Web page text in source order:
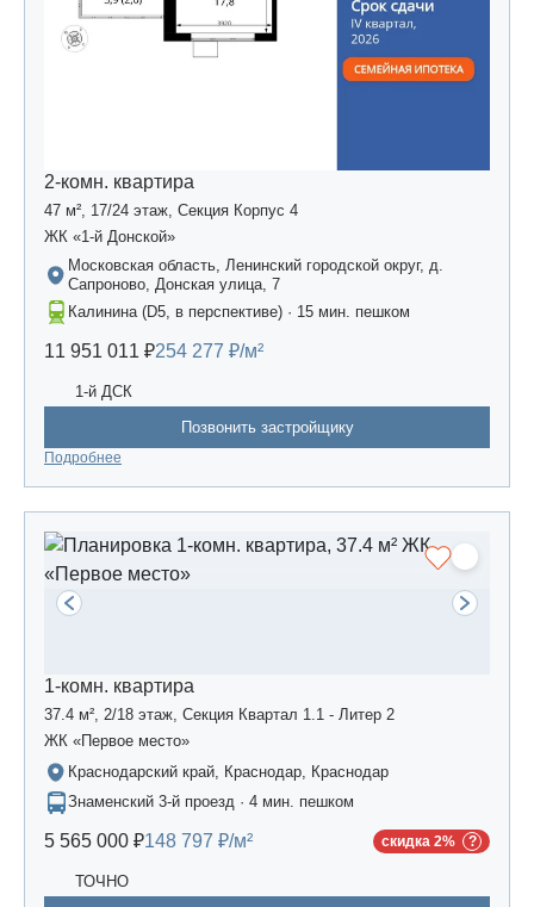
2-комн. квартира
47 м², 17/24 этаж, Секция Корпус 4
ЖК «1-й Донской»
Московская область, Ленинский городской округ, д.
Сапроново, Донская улица, 7
Калинина (D5, в перспективе) · 15 мин. пешком
11 951 011 ₽254 277 ₽/м²
1-й ДСК
Позвонить застройщику
Подробнее
1-комн. квартира
37.4 м², 2/18 этаж, Секция Квартал 1.1 - Литер 2
ЖК «Первое место»
Краснодарский край, Краснодар, Краснодар
Знаменский 3-й проезд · 4 мин. пешком
5 565 000 ₽148 797 ₽/м² скидка 2%
ТОЧНО